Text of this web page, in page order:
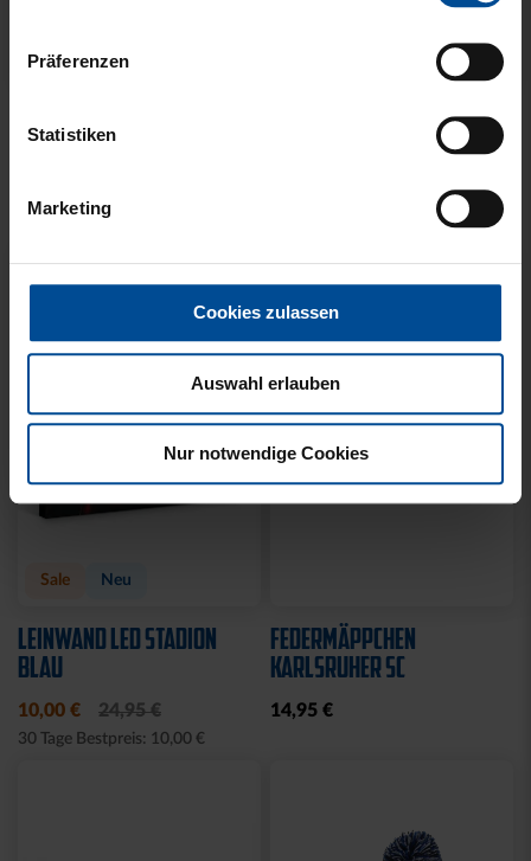
Präferenzen
Statistiken
Marketing
Cookies zulassen
Auswahl erlauben
Nur notwendige Cookies
Sale
HALF ZIP KRLSRH GRAU
LADIES
30 Tage Bestpreis: 35,00 €
BABY LÄTZCHEN-2ER
Sale Neu
LEINWAND LED STADION
BLAU
10,00 € 24,95 €
30 Tage Bestpreis: 10,00 €
FEDERMÄPPCHEN
KARLSRUHER SC
14,95 €